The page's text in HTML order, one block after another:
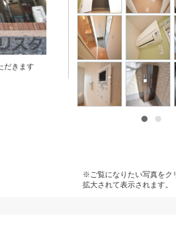
だきます
※ご覧になりたい写真をク
拡大されて表示されます。